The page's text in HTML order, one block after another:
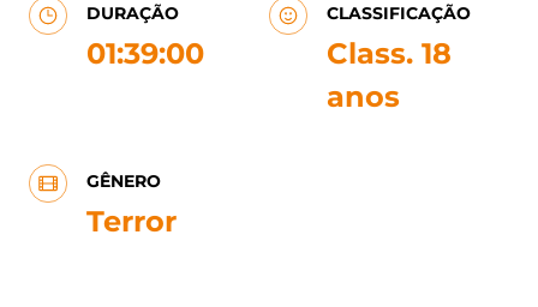
DURAÇÃO
01:39:00
CLASSIFICAÇÃO
Class. 18
anos
GÊNERO
Terror